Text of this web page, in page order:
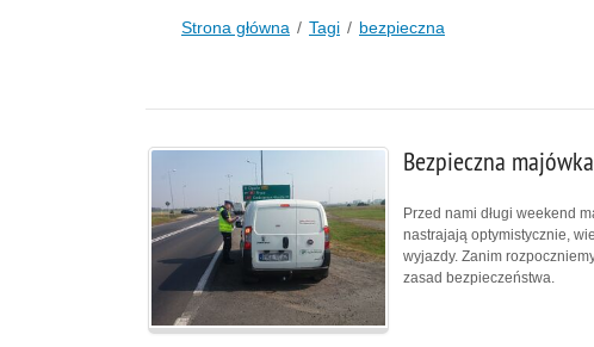
Strona główna Tagi bezpieczna
Bezpieczna majówka
Przed nami długi weekend
nastrajają optymistycznie,
wyjazdy. Zanim
zasad bezpieczeństwa.